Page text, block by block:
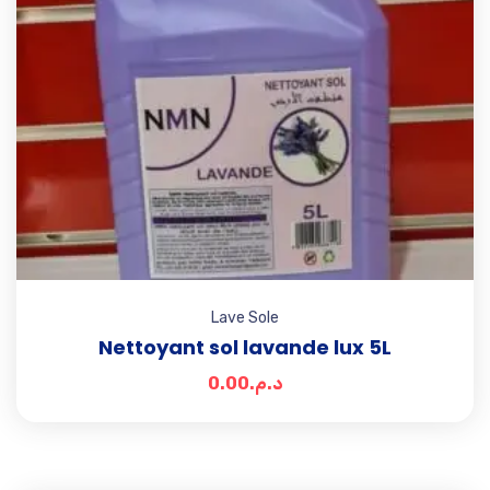
Lave Sole
Nettoyant sol lavande lux 5L
د.م.0.00